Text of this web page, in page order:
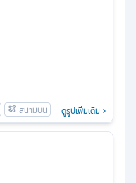
ดูรูปเพิ่มเติม